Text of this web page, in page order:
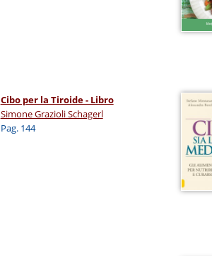
Cibo per la Tiroide - Libro
Simone Grazioli Schagerl
Pag. 144